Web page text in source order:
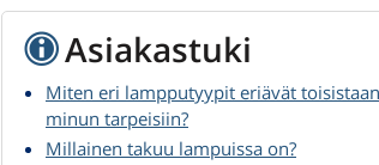
Asiakastuki
Miten eri lampputyypit eriävät
minun tarpeisiin?
Millainen takuu lampuissa on?